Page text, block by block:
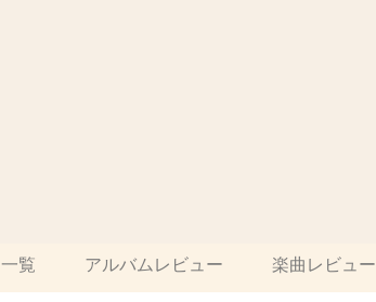
覧 アルバムレビュー 楽曲レビュー